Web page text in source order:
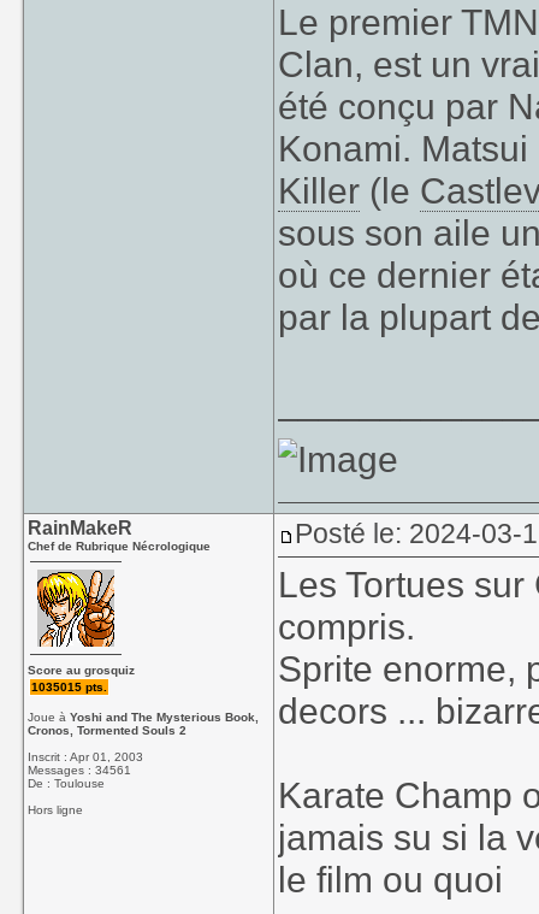
Le premier
Clan, est un
été conçu par
Konami.
Killer (le
sous son aile
où ce dernier
par la plupart
RainMakeR
Chef de Rubrique Nécrologique
Score au grosquiz
1035015 pts.
Joue àYoshi and The Mysterious Book,
Cronos, Tormented Souls 2
Inscrit : Apr 01, 2003
Messages : 34561
De : Toulouse
Hors ligne
Posté le: 2024-03-
Les Tortues
compris.
Sprite enorme,
decors ...
Karate Champ
jamais su si la
le film ou quoi